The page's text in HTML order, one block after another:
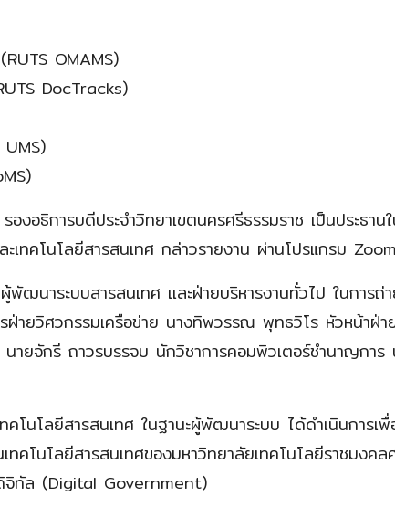
OMAMS)
DocTracks)
อธิการบดีประจำวิทยาเขตนครศรีธรรมราช เป็นประธา
เทคโนโลยีสารสนเทศ กล่าวรายงาน ผ่านโปรแกรม
ฒนาระบบสารสนเทศ เเละฝ่ายบริหารงานทั่วไป ในการถ่
ายวิศวกรรมเครือข่าย นางทิพวรรณ พุทธวิโร หัวหน้าฝ่า
ยจักรี ถาวรบรรจบ นักวิชาการคอมพิวเตอร์ชำนาญการ
โนโลยีสารสนเทศ ในฐานะผู้พัฒนาระบบ ได้ดำเนินการเ
ทคโนโลยีสารสนเทศของมหาวิทยาลัยเทคโนโลยีราชมงค
จิทัล (Digital Government)